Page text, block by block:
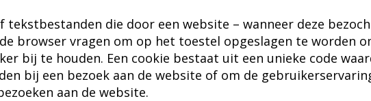
tekstbestanden die door een website – wanneer deze
browser vragen om op het toestel opgeslagen te worden
bij te houden. Een cookie bestaat uit een unieke code
bij een bezoek aan de website of om de
aan de website.